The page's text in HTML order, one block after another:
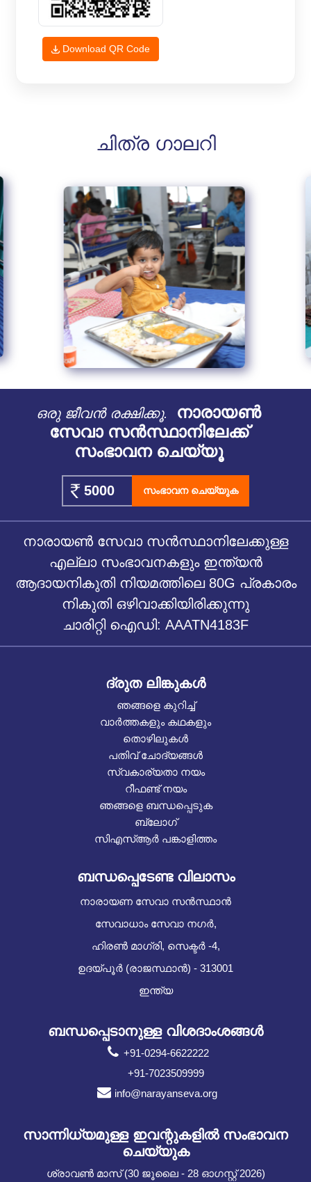
Download QR Code
ചിത്ര ഗാലറി
ഒരു ജീവൻ രക്ഷിക്കൂ.
നാരായൺ
സേവാ സൻസ്ഥാനിലേക്ക്
സംഭാവന ചെയ്യൂ
സംഭാവന ചെയ്യുക
നാരായൺ സേവാ സൻസ്ഥാനിലേക്കുള്ള
എല്ലാ സംഭാവനകളും ഇന്ത്യൻ
ആദായനികുതി നിയമത്തിലെ 80G പ്രകാരം
നികുതി ഒഴിവാക്കിയിരിക്കുന്നു
ചാരിറ്റി ഐഡി: AAATN4183F
ദ്രുത ലിങ്കുകൾ
ഞങ്ങളെ കുറിച്ച്
വാർത്തകളും കഥകളും
തൊഴിലുകൾ
പതിവ് ചോദ്യങ്ങൾ
സ്വകാര്യതാ നയം
റീഫണ്ട് നയം
ഞങ്ങളെ ബന്ധപ്പെടുക
ബ്ലോഗ്
സിഎസ്ആർ പങ്കാളിത്തം
ബന്ധപ്പെടേണ്ട വിലാസം
നാരായണ സേവാ സൻസ്ഥാൻ
സേവാധാം സേവാ നഗർ,
ഹിരൺ മാഗ്രി, സെക്ടർ -4,
ഉദയ്പൂർ (രാജസ്ഥാൻ) - 313001
ഇന്ത്യ
ബന്ധപ്പെടാനുള്ള വിശദാംശങ്ങൾ
+91-0294-6622222
+91-7023509999
info@narayanseva.org
സാന്നിധ്യമുള്ള ഇവന്റുകളില്‍ സംഭാവന
ചെയ്യുക
ശ്രാവൺ മാസ് (30 ജൂലൈ - 28 ഓഗസ്റ്റ് 2026)